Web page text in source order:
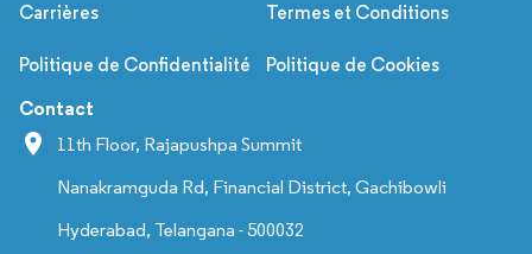
Carrières Termes et Conditions
Politique de Confidentialité Politique de Cookies
Contact
11th Floor, Rajapushpa Summit
Nanakramguda Rd, Financial District, Gachibowli
Hyderabad, Telangana - 500032